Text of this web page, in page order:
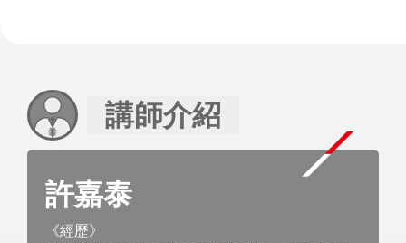
講師介紹
許嘉泰
《經歷》